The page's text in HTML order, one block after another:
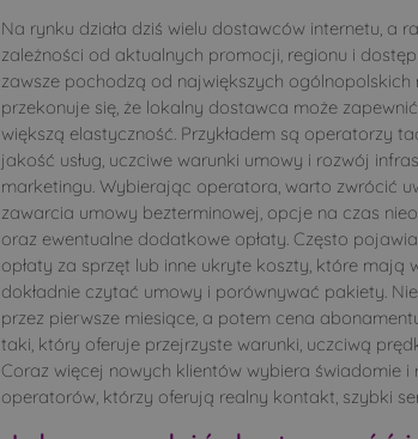
Na rynku działa dziś wielu dostawców internetu, a
zależności od aktualnych promocji, regionu i
zawsze pochodzą od największych
przekonuje się, że lokalny dostawca może
większą elastyczność. Przykładem są operatorzy
jakość usług, uczciwe warunki umowy i rozwój
marketingu. Wybierając operatora, warto zwrócić
zawarcia umowy bezterminowej, opcje na czas
oraz ewentualne dodatkowe opłaty. Często
opłaty za sprzęt lub inne ukryte koszty, które mają
dokładnie czytać umowy i porównywać pakiety.
przez pierwsze miesiące, a potem cena
taki, który oferuje przejrzyste warunki, uczciwą
Coraz więcej nowych klientów wybiera świadomie
operatorów, którzy oferują realny kontakt, szybki